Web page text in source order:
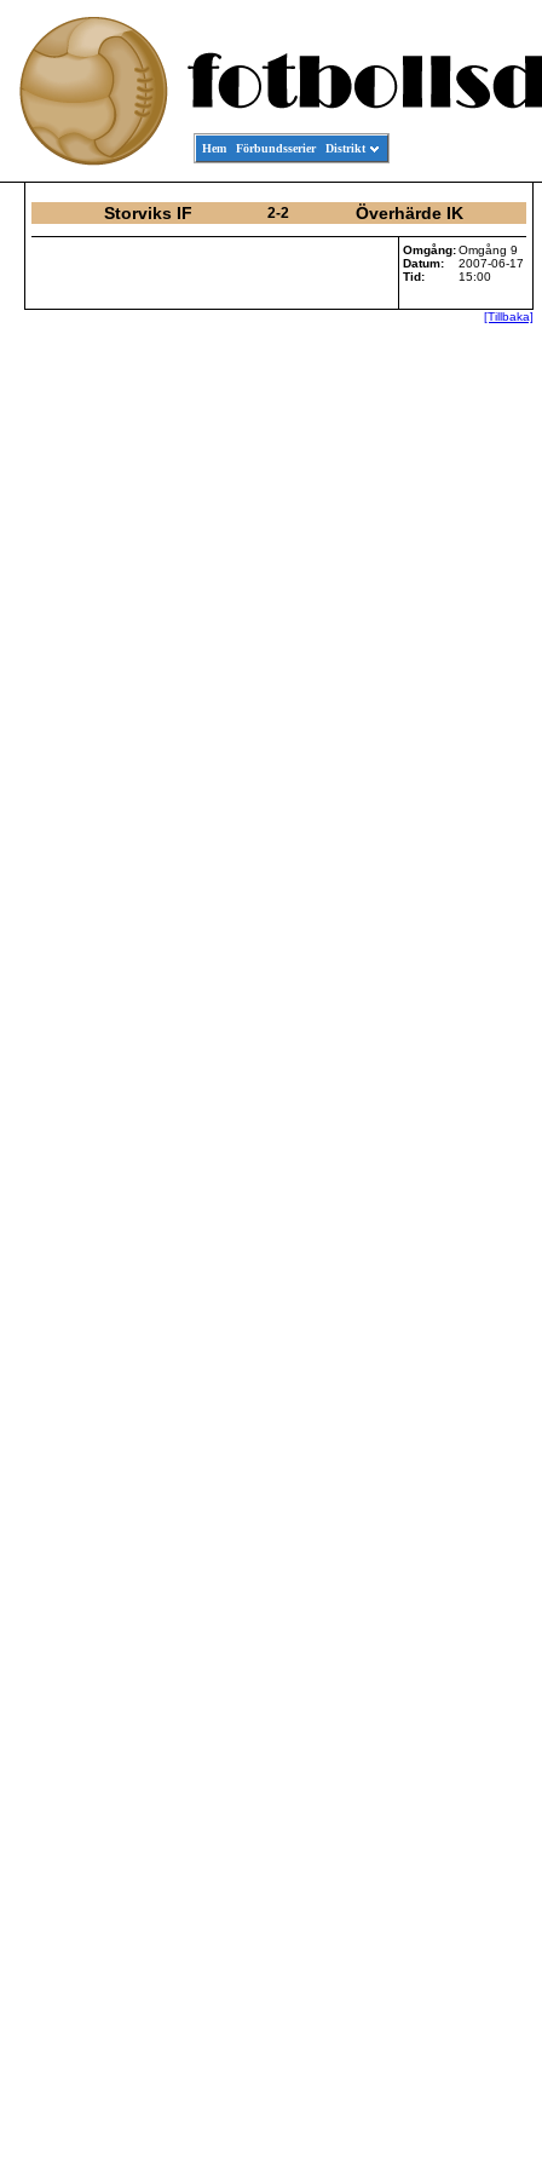
Hem Förbundsserier Distrikt
Storviks IF 2-2 Överhärde IK
Omgång:Omgång 9
Datum:
2007-06-17
Tid:
15:00
[Tillbaka]